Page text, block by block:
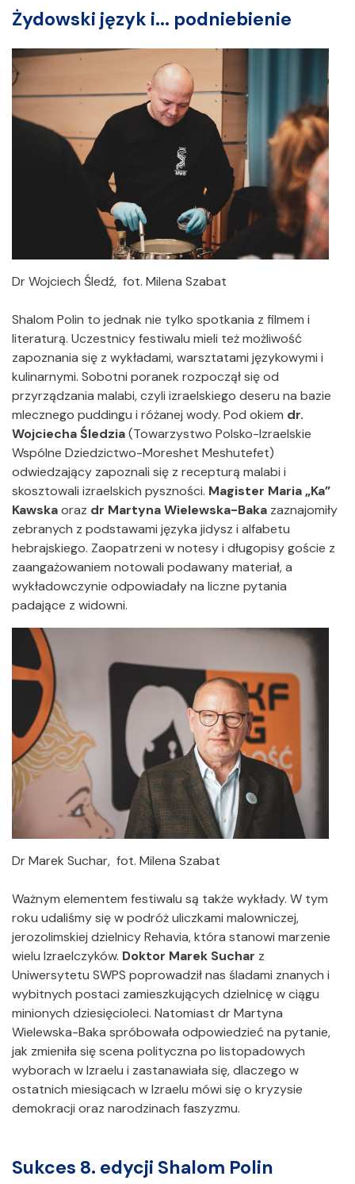
Żydowski język i... podniebienie
Dr Wojciech Śledź, fot. Milena Szabat
Shalom Polin to jednak nie tylko spotkania z filmem i
literaturą. Uczestnicy festiwalu mieli też możliwość
zapoznania się z wykładami, warsztatami językowymi i
kulinarnymi. Sobotni poranek rozpoczął się od
przyrządzania malabi, czyli izraelskiego deseru na bazie
mlecznego puddingu i różanej wody. Pod okiem dr.
Wojciecha Śledzia(Towarzystwo Polsko-Izraelskie
Wspólne Dziedzictwo-Moreshet Meshutefet)
odwiedzający zapoznali się z recepturą malabi i
skosztowali izraelskich pyszności. Magister Maria „Ka”
Kawskaoraz dr Martyna Wielewska-Baka zaznajomiły
zebranych z podstawami języka jidysz i alfabetu
hebrajskiego. Zaopatrzeni w notesy i długopisy goście z
zaangażowaniem notowali podawany materiał, a
wykładowczynie odpowiadały na liczne pytania
padające z widowni.
Dr Marek Suchar, fot. Milena Szabat
Ważnym elementem festiwalu są także wykłady. W tym
roku udaliśmy się w podróż uliczkami malowniczej,
jerozolimskiej dzielnicy Rehavia, która stanowi marzenie
wielu Izraelczyków. Doktor Marek Suchar z
Uniwersytetu SWPS poprowadził nas śladami znanych i
wybitnych postaci zamieszkujących dzielnicę w ciągu
minionych dziesięcioleci. Natomiast dr Martyna
Wielewska-Baka spróbowała odpowiedzieć na pytanie,
jak zmieniła się scena polityczna po listopadowych
wyborach w Izraelu i zastanawiała się, dlaczego w
ostatnich miesiącach w Izraelu mówi się o kryzysie
demokracji oraz narodzinach faszyzmu.
Sukces 8. edycji Shalom Polin